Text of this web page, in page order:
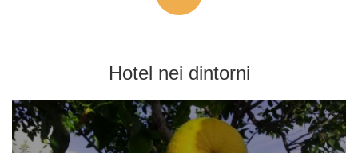
Hotel nei dintorni